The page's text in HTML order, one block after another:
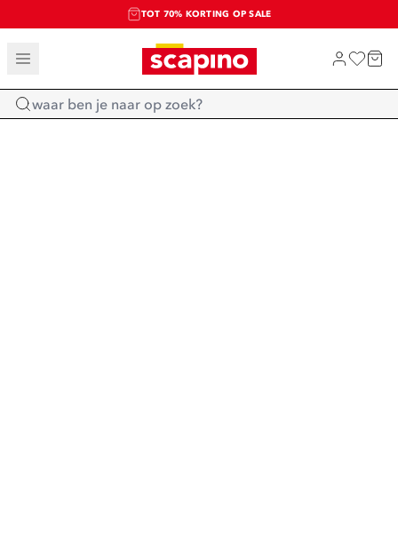
TOT 70% KORTING OP SALE
SALE: LAATSTE KANS!
SHOP NIEUW
Home